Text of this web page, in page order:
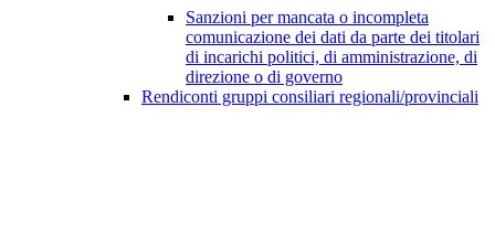
Sanzioni per mancata o incompleta
comunicazione dei dati da parte dei titolari
di incarichi politici, di amministrazione, di
direzione o di governo
Rendiconti gruppi consiliari regionali/provinciali